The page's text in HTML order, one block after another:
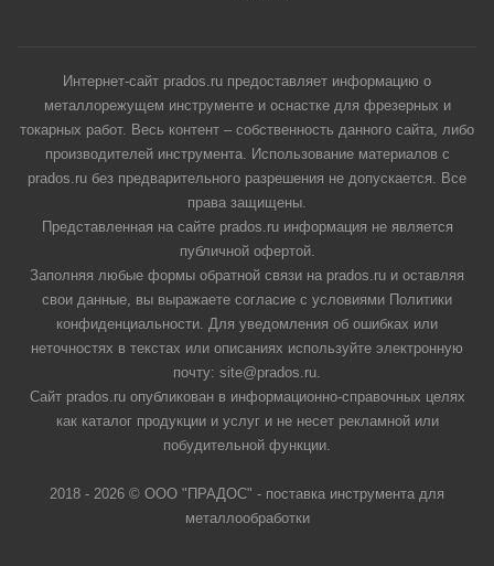
Интернет-сайт prados.ru предоставляет информацию о
металлорежущем инструменте и оснастке для фрезерных и
токарных работ. Весь контент – собственность данного сайта, либо
производителей инструмента. Использование материалов с
prados.ru без предварительного разрешения не допускается. Все
права защищены.
Представленная на сайте prados.ru информация не является
публичной офертой.
Заполняя любые формы обратной связи на prados.ru и оставляя
свои данные, вы выражаете согласие с условиями Политики
конфиденциальности. Для уведомления об ошибках или
неточностях в текстах или описаниях используйте электронную
почту: site@prados.ru.
Сайт prados.ru опубликован в информационно-справочных целях
как каталог продукции и услуг и не несет рекламной или
побудительной функции.
2018 - 2026 © ООО "ПРАДОС" - поставка инструмента для
металлообработки